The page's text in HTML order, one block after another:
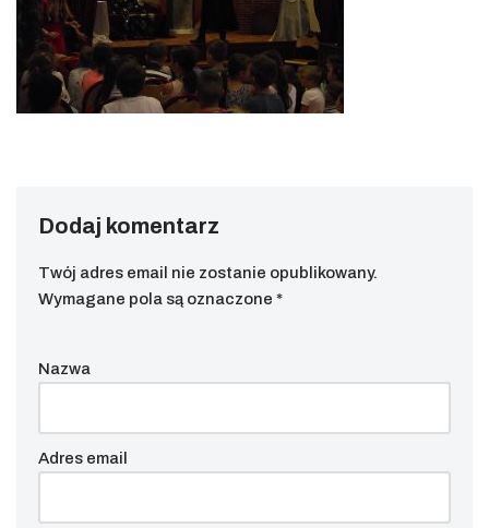
Dodaj komentarz
Twój adres email nie zostanie opublikowany.
Wymagane pola są oznaczone *
Nazwa
Adres email